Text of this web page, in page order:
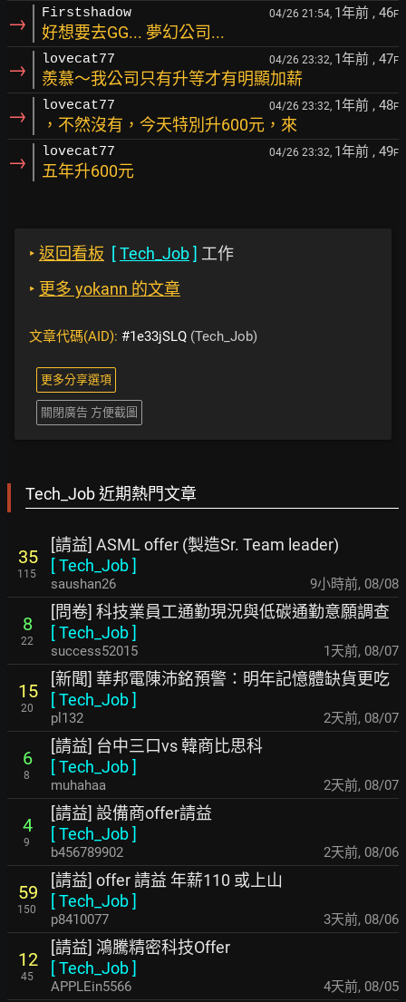
→ Firstshadow 04/26 21:54, 1年前 , 46F
好想要去GG... 夢幻公司...
→ lovecat77 04/26 23:32, 1年前 , 47F
羨慕～我公司只有升等才有明顯加薪
→ lovecat77 04/26 23:32, 1年前 , 48F
，不然沒有，今天特別升600元，來
→ lovecat77 04/26 23:32, 1年前 , 49F
五年升600元
‣ 返回看板 [Tech_Job] 工作
‣ 更多 yokann 的文章
文章代碼(AID): #1e33jSLQ (Tech_Job)
更多分享選項
關閉廣告 方便截圖
Tech_Job 近期熱門文章
35
115
[請益] ASML offer (製造Sr. Team leader)
[Tech_Job]
saushan26 9小時前, 08/08
8
22
[問卷] 科技業員工通勤現況與低碳通勤意願調查
[Tech_Job]
success52015 1天前, 08/07
15
20
[新聞] 華邦電陳沛銘預警：明年記憶體缺貨更吃
[Tech_Job]
pl132 2天前, 08/07
6
8
[請益] 台中三口vs 韓商比思科
[Tech_Job]
muhahaa 2天前, 08/07
4
9
[請益] 設備商offer請益
[Tech_Job]
b456789902 2天前, 08/06
59
150
[請益] offer 請益 年薪110 或上山
[Tech_Job]
p8410077 3天前, 08/06
12
45
[請益] 鴻騰精密科技Offer
[Tech_Job]
APPLEin5566 4天前, 08/05